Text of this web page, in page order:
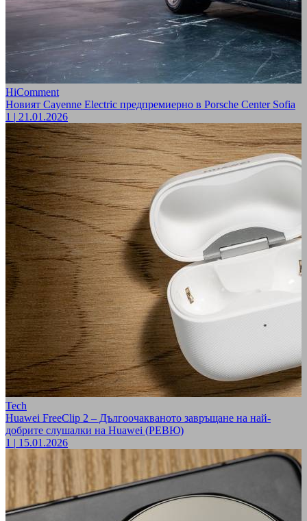
HiComment
Новият Cayenne Electric предпремиерно в Porsche Center Sofia
1 | 21.01.2026
Tech
Huawei FreeClip 2 – Дългоочакваното завръщане на най-
добрите слушалки на Huawei (РЕВЮ)
1 | 15.01.2026